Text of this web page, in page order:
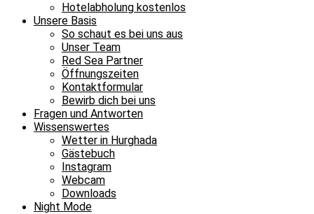
Hotelabholung kostenlos
Unsere Basis
So schaut es bei uns aus
Unser Team
Red Sea Partner
Öffnungszeiten
Kontaktformular
Bewirb dich bei uns
Fragen und Antworten
Wissenswertes
Wetter in Hurghada
Gästebuch
Instagram
Webcam
Downloads
Night Mode